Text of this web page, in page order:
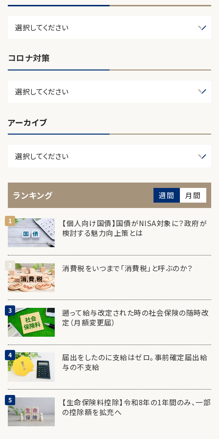
コロナ対策
アーカイブ
ランキング 週間 月間
【個人向け国債】国債がNISA対象に？政府が
検討する魅力向上策とは
消費税をいつまで「消費税」と呼ぶのか？
遡って給与改定された時の社会保険の随時改
定（月額変更届）
届出をしたのに支給はゼロ。事前確定届出給
与の不支給
【生命保険料控除】令和8年の1年間のみ、一部
の控除額を拡充へ